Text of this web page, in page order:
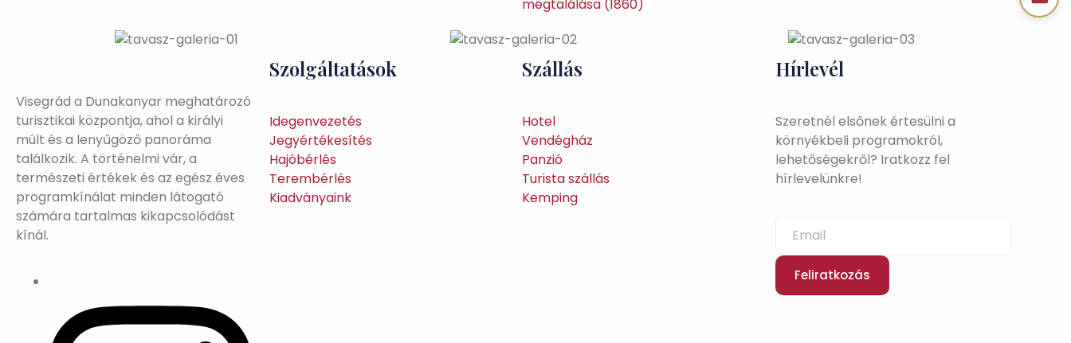
Visegrád a Dunakanyar meghatározó
turisztikai központja, ahol a királyi
múlt és a lenyűgöző panoráma
találkozik. A történelmi vár, a
természeti értékek és az egész éves
programkínálat minden látogató
számára tartalmas kikapcsolódást
kínál.
Szolgáltatások
Idegenvezetés
Jegyértékesítés
Hajóbérlés
Terembérlés
Kiadványaink
Szállás
Hotel
Vendégház
Panzió
Turista szállás
Kemping
Hírlevél
Szeretnél elsőnek értesülni a
környékbeli programokról,
lehetőségekről? Iratkozz fel
hírlevelünkre!
Feliratkozás